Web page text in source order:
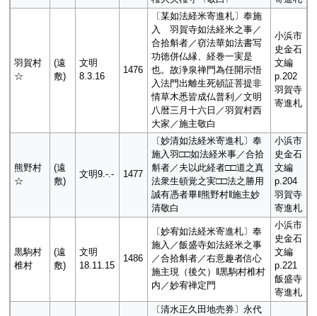
羽賀村
☆
(遠
敷)
文明
8.3.16
1476
〔某如法経米寄進札〕奉施
入 羽賀寺如法経米之事／
合拾斛者／窃法華如法書写
功徳併仏縁、経巻一実是
也。故浄泉禅門為任開示悟
入法門出離生死頓証菩提非
情草木悉皆成仏普利／文明
八暦三月十六日／羽賀村西
大家／施主敬白
小浜市
史金石
文編
p.202
羽賀寺
寄進札
熊野村
☆
(遠
敷)
文明9.-.- 1477
〔妙清如法経米寄進札〕奉
施入羽□□如法経米事／合拾
斛者／夫以此経者□□道之真
法衆生頓覚之実□□法之勝用
誠有憑者畢‖熊野村‖施主妙
清敬白
小浜市
史金石
文編
p.204
羽賀寺
寄進札
黒駒村
椎村
(遠
敷)
文明
18.11.15
1486
〔妙宥如法経米寄進札〕奉
施入／飯盛寺如法経米之事
／合拾斛者／右意趣者信心
施主現（後欠）‖黒駒村椎村
内／妙宥禅定門
小浜市
史金石
文編
p.221
飯盛寺
寄進札
〔清水正久田地売券〕永代